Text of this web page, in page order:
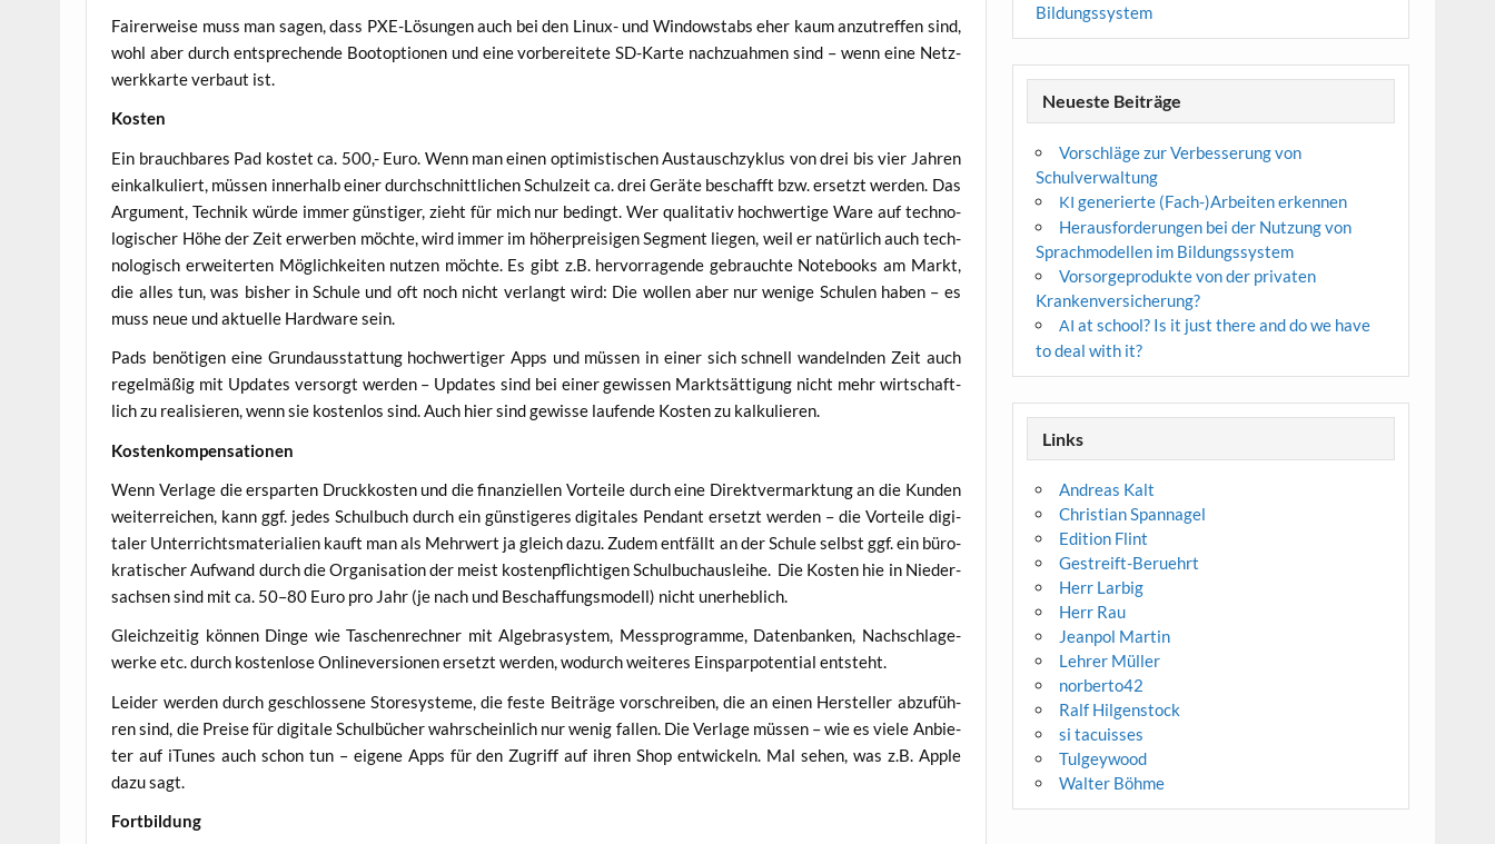
Fai­rer­wei­se muss man sagen, dass PXE-Lösun­gen auch bei den Linux- und Win­dow­stabs eher kaum anzu­tref­fen sind,
wohl aber durch ent­spre­chen­de Boot­op­tio­nen und eine vor­be­rei­te­te SD-Kar­te nach­zu­ah­men sind – wenn eine Netz­
werk­kar­te ver­baut ist.
Kos­ten
Ein brauch­ba­res Pad kos­tet ca. 500,- Euro. Wenn man einen opti­mis­ti­schen Aus­tausch­zy­klus von drei bis vier Jah­ren
ein­kal­ku­liert, müs­sen inner­halb einer durch­schnitt­li­chen Schul­zeit ca. drei Gerä­te beschafft bzw. ersetzt wer­den. Das
Argu­ment, Tech­nik wür­de immer güns­ti­ger, zieht für mich nur bedingt. Wer qua­li­ta­tiv hoch­wer­ti­ge Ware auf tech­no­
lo­gi­scher Höhe der Zeit erwer­ben möch­te, wird immer im höher­prei­si­gen Seg­ment lie­gen, weil er natür­lich auch tech­
no­lo­gisch erwei­ter­ten Mög­lich­kei­ten nut­zen möch­te. Es gibt z.B. her­vor­ra­gen­de gebrauch­te Note­books am Markt,
die alles tun, was bis­her in Schu­le und oft noch nicht ver­langt wird: Die wol­len aber nur weni­ge Schu­len haben – es
muss neue und aktu­el­le Hard­ware sein.
Pads benö­ti­gen eine Grund­aus­stat­tung hoch­wer­ti­ger Apps und müs­sen in einer sich schnell wan­deln­den Zeit auch
regel­mä­ßig mit Updates ver­sorgt wer­den – Updates sind bei einer gewis­sen Markt­sät­ti­gung nicht mehr wirt­schaft­
lich zu rea­li­sie­ren, wenn sie kos­ten­los sind. Auch hier sind gewis­se lau­fen­de Kos­ten zu kalkulieren.
Kos­ten­kom­pen­sa­tio­nen
Wenn Ver­la­ge die erspar­ten Druck­kos­ten und die finan­zi­el­len Vor­tei­le durch eine Direkt­ver­mark­tung an die Kun­den
wei­ter­rei­chen, kann ggf. jedes Schul­buch durch ein güns­ti­ge­res digi­ta­les Pen­dant ersetzt wer­den – die Vor­tei­le digi­
ta­ler Unter­richts­ma­te­ria­li­en kauft man als Mehr­wert ja gleich dazu. Zudem ent­fällt an der Schu­le selbst ggf. ein büro­
kra­ti­scher Auf­wand durch die Orga­ni­sa­ti­on der meist kos­ten­pflich­ti­gen Schul­buch­aus­lei­he. Die Kos­ten hie in Nie­der­
sach­sen sind mit ca. 50–80 Euro pro Jahr (je nach und Beschaf­fungs­mo­dell) nicht unerheblich.
Gleich­zei­tig kön­nen Din­ge wie Taschen­rech­ner mit Alge­bra­sys­tem, Mess­pro­gram­me, Daten­ban­ken, Nach­schla­ge­
wer­ke etc. durch kos­ten­lo­se Onlin­ever­sio­nen ersetzt wer­den, wodurch wei­te­res Ein­spar­po­ten­ti­al entsteht.
Lei­der wer­den durch geschlos­se­ne Store­sys­te­me, die fes­te Bei­trä­ge vor­schrei­ben, die an einen Her­stel­ler abzu­füh­
ren sind, die Prei­se für digi­ta­le Schul­bü­cher wahr­schein­lich nur wenig fal­len. Die Ver­la­ge müs­sen – wie es vie­le Anbie­
ter auf iTu­nes auch schon tun – eige­ne Apps für den Zugriff auf ihren Shop ent­wi­ckeln. Mal sehen, was z.B. Apple
dazu sagt.
Fort­bil­dung
Bildungssystem
Neueste Beiträge
Vorschläge zur Verbesserung von
Schulverwaltung
KI generierte (Fach-)Arbeiten erkennen
Herausforderungen bei der Nutzung von
Sprachmodellen im Bildungssystem
Vorsorgeprodukte von der privaten
Krankenversicherung?
AI at school? Is it just there and do we have
to deal with it?
Links
Andreas Kalt
Christian Spannagel
Edition Flint
Gestreift-Beruehrt
Herr Larbig
Herr Rau
Jeanpol Martin
Lehrer Müller
norberto42
Ralf Hilgenstock
si tacuisses
Tulgeywood
Walter Böhme